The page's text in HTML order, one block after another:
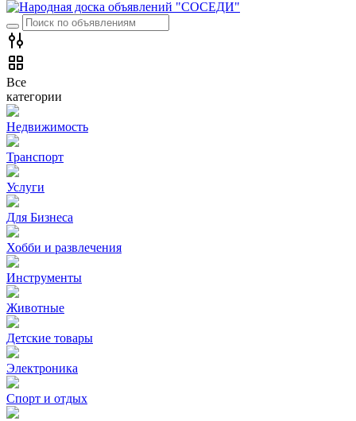
Все
категории
Недвижимость
Транспорт
Услуги
Для Бизнеса
Хобби и развлечения
Инструменты
Животные
Детские товары
Электроника
Спорт и отдых